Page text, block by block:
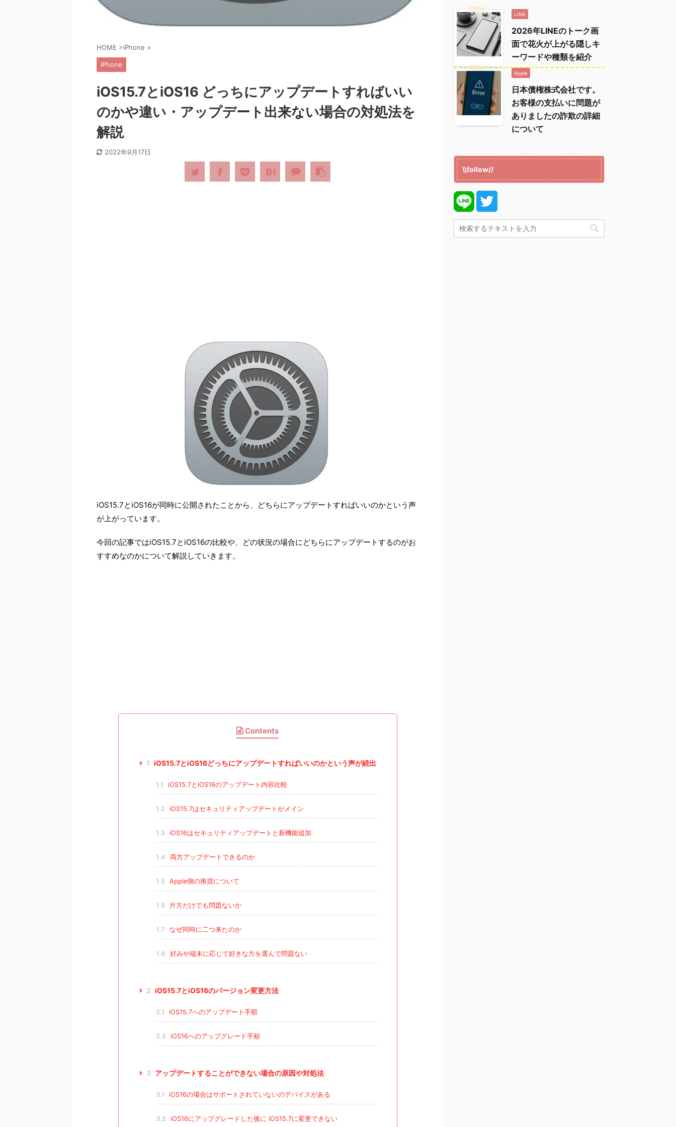
HOME >iPhone >
iPhone
iOS15.7とiOS16 どっちにアップデートすればいい
のかや違い・アップデート出来ない場合の対処法を
解説
2022年9月17日
iOS15.7とiOS16が同時に公開されたことから、どちらにアップデートすればいいのかという声
が上がっています。
今回の記事ではiOS15.7とiOS16の比較や、どの状況の場合にどちらにアップデートするのがお
すすめなのかについて解説していきます。
Contents
1 iOS15.7とiOS16どっちにアップデートすればいいのかという声が続出
1.1 iOS15.7とiOS16のアップデート内容比較
1.2 iOS15.7はセキュリティアップデートがメイン
1.3 iOS16はセキュリティアップデートと新機能追加
1.4 両方アップデートできるのか
1.5 Apple側の推奨について
1.6 片方だけでも問題ないか
1.7 なぜ同時に二つ来たのか
1.8 好みや端末に応じて好きな方を選んで問題ない
2 iOS15.7とiOS16のバージョン変更方法
2.1 iOS15.7へのアップデート手順
2.2 iOS16へのアップグレード手順
3 アップデートすることができない場合の原因や対処法
3.1 iOS16の場合はサポートされていないのデバイスがある
3.2 iOS16にアップグレードした後に iOS15.7に変更できない
LINE
2026年LINEのトーク画
面で花火が上がる隠しキ
ーワードや種類を紹介
Apple
日本債権株式会社です。
お客様の支払いに問題が
ありましたの詐欺の詳細
について
\\follow//